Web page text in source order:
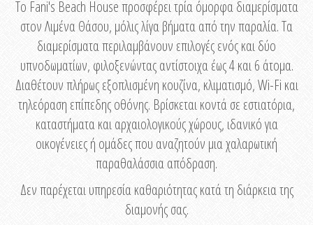
Το Fani's Beach House προσφέρει τρία όμορφα διαμερίσματα
στον Λιμένα Θάσου, μόλις λίγα βήματα από την παραλία. Τα
διαμερίσματα περιλαμβάνουν επιλογές ενός και δύο
υπνοδωματίων, φιλοξενώντας αντίστοιχα έως 4 και 6 άτομα.
Διαθέτουν πλήρως εξοπλισμένη κουζίνα, κλιματισμό, Wi-Fi και
τηλεόραση επίπεδης οθόνης. Βρίσκεται κοντά σε εστιατόρια,
καταστήματα και αρχαιολογικούς χώρους, ιδανικό για
οικογένειες ή ομάδες που αναζητούν μια χαλαρωτική
παραθαλάσσια απόδραση.
Δεν παρέχεται υπηρεσία καθαριότητας κατά τη διάρκεια της
διαμονής σας.